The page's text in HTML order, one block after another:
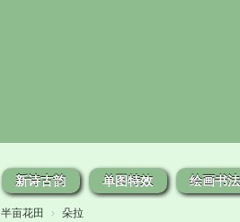
新诗古韵 单图特效 绘画书法
半亩花田 › 朵拉